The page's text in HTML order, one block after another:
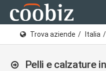
Trova aziende Italia
Pelli e calzature